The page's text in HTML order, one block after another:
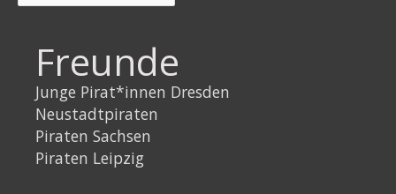
Freunde
Junge Pirat*innen Dresden
Neustadtpiraten
Piraten Sachsen
Piraten Leipzig